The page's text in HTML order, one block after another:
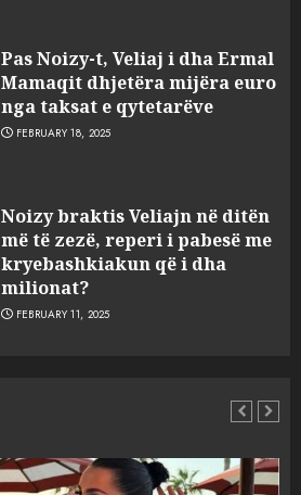
Pas Noizy-t, Veliaj i dha Ermal
Mamaqit dhjetëra mijëra euro
nga taksat e qytetarëve
FEBRUARY 18, 2025
Noizy braktis Veliajn në ditën
më të zezë, reperi i pabesë me
kryebashkiakun që i dha
milionat?
FEBRUARY 11, 2025
sulmuan “One Albania”,
ngjarja u fsheh. A u vodhën
serverat?
MARCH 25, 2025
MARCH 25, 2025